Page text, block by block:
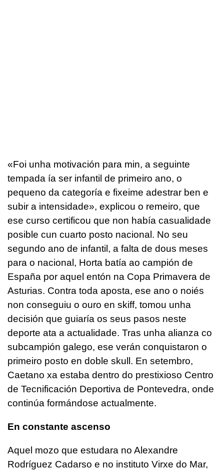
«Foi unha motivación para min, a seguinte
tempada ía ser infantil de primeiro ano, o
pequeno da categoría e fixeime adestrar ben e
subir a intensidade», explicou o remeiro, que
ese curso certificou que non había casualidade
posible cun cuarto posto nacional. No seu
segundo ano de infantil, a falta de dous meses
para o nacional, Horta batía ao campión de
España por aquel entón na Copa Primavera de
Asturias. Contra toda aposta, ese ano o noiés
non conseguiu o ouro en skiff, tomou unha
decisión que guiaría os seus pasos neste
deporte ata a actualidade. Tras unha alianza co
subcampión galego, ese verán conquistaron o
primeiro posto en doble skull. En setembro,
Caetano xa estaba dentro do prestixioso Centro
de Tecnificación Deportiva de Pontevedra, onde
continúa formándose actualmente.
En constante ascenso
Aquel mozo que estudara no Alexandre
Rodríguez Cadarso e no instituto Virxe do Mar,